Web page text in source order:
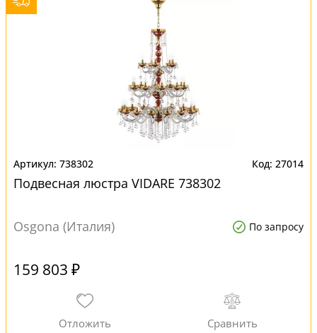
738302 27014
Подвесная люстра VIDARE 738302
Osgona (Италия) По запросу
159 803 ₽